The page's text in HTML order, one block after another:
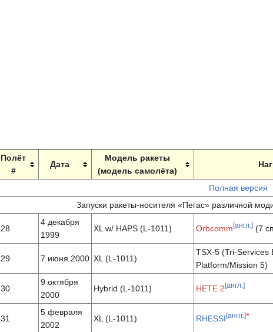
Полёт
#
Дата
Модель ракеты
(модель самолёта)
Полная версия
Запуски ракеты-носителя «Пегас» различной
28
4 декабря
1999
XL w/ HAPS (L-1011) Orbcomm [англ.] (7
29 7 июня 2000 XL (L-1011)
TSX-5 (Tri-Services
Platform/Mission 5)
30
9 октября
2000
Hybrid (L-1011) HETE 2 [англ.]
31
5 февраля
2002
XL (L-1011) RHESSI [англ.]*